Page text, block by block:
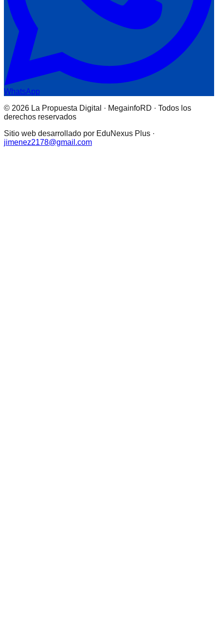
WhatsApp
© 2026 La Propuesta Digital · MegainfoRD · Todos los
derechos reservados
Sitio web desarrollado por EduNexus Plus ·
jimenez2178@gmail.com